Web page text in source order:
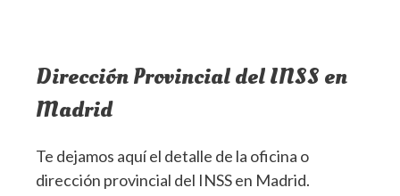
Dirección Provincial del INSS en
Madrid
Te dejamos aquí el detalle de la oficina o
dirección provincial del INSS en Madrid.